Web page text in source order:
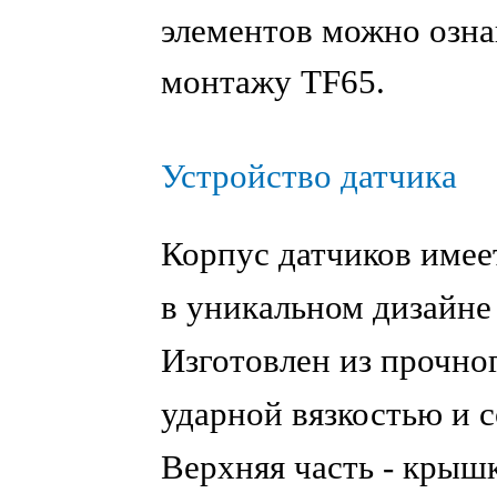
элементов можно
монтажу TF65.
Устройство датчика
Корпус датчиков
в уникальном
Изготовлен из
ударной вязкостью и
Верхняя часть -